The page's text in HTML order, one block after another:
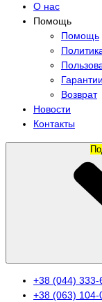
О нас
Помощь
Помощь
Гарантии
Возврат
Новости
Контакты
+38 (044) 333-
+38 (063) 104-